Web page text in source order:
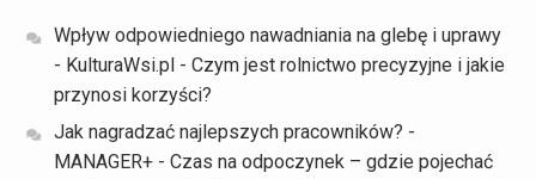
Wpływ odpowiedniego nawadniania na glebę i uprawy
- KulturaWsi.pl - Czym jest rolnictwo precyzyjne i jakie
przynosi korzyści?
Jak nagradzać najlepszych pracowników? -
MANAGER+- Czas na odpoczynek – gdzie pojechać